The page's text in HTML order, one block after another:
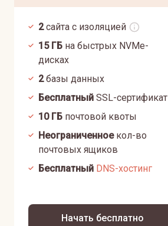
2 сайта с изоляцией
15ГБ на быстрых NVMe-
дисках
2базы данных
Бесплатный SSL-сертификат
10ГБ почтовой квоты
Неограниченноекол-во
почтовых ящиков
Бесплатный DNS-хостинг
Начать бесплатно